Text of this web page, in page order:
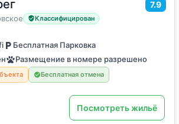
7.9
Классифицирован
с 2 отдельными кроватями
Бесплатная Парковка
Размещение в номере разрешено
Бесплатная отмена
Посмотреть жильё